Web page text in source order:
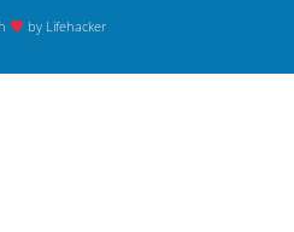
by Lifehacker